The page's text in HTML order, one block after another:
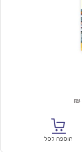
₪
הוספה לסל